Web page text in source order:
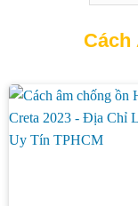
Cách